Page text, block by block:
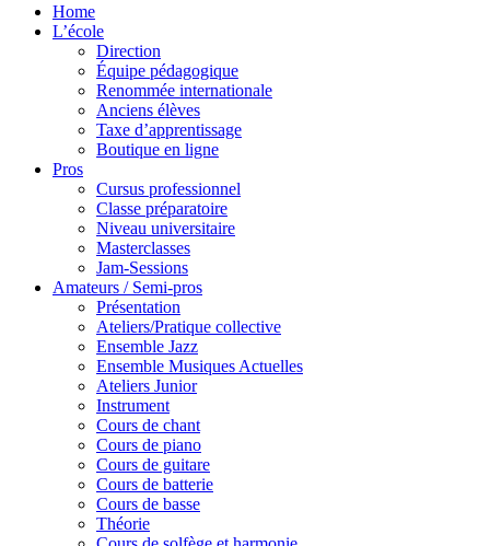
Home
L’école
Direction
Équipe pédagogique
Renommée internationale
Anciens élèves
Taxe d’apprentissage
Boutique en ligne
Pros
Cursus professionnel
Classe préparatoire
Niveau universitaire
Masterclasses
Jam-Sessions
Amateurs / Semi-pros
Présentation
Ateliers/Pratique collective
Ensemble Jazz
Ensemble Musiques Actuelles
Ateliers Junior
Instrument
Cours de chant
Cours de piano
Cours de guitare
Cours de batterie
Cours de basse
Théorie